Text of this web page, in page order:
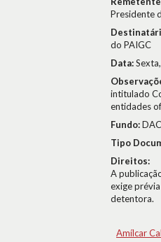
Presidente
do PAIGC
Data:
intitulado
entidades
Fundo:
Tipo
Direitos:
A
exige
detentora.
Amílcar